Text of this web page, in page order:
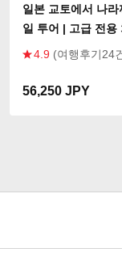
일본 교토에서 나
일 투어 | 고급 전용
4.9 (여행후기24
56,250 JPY